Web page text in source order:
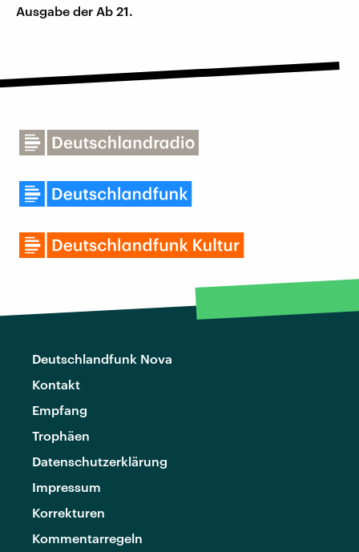
Ausgabe der Ab 21.
Deutschlandfunk Nova
Kontakt
Empfang
Trophäen
Datenschutzerklärung
Impressum
Korrekturen
Kommentarregeln